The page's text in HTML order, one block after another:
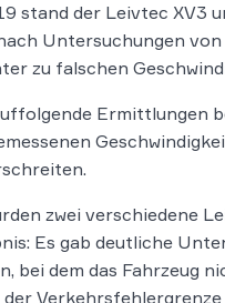
stand der Leivtec XV3
Untersuchungen
zu falschen
Ermittlungen
zwei verschiedene
Es gab deutliche
bei dem das Fahrzeug